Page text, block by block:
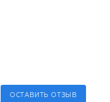
ОСТАВИТЬ ОТЗЫВ